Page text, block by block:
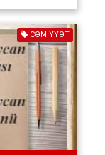
CƏMIYYƏT